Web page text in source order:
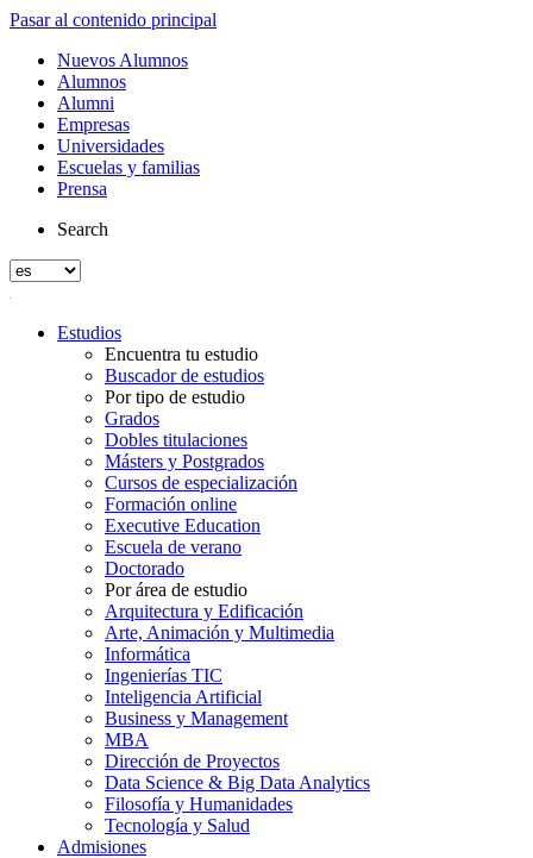
Pasar al contenido principal
Nuevos Alumnos
Alumnos
Alumni
Empresas
Universidades
Escuelas y familias
Prensa
Search
Estudios
Encuentra tu estudio
Buscador de estudios
Por tipo de estudio
Grados
Dobles titulaciones
Másters y Postgrados
Cursos de especialización
Formación online
Executive Education
Escuela de verano
Doctorado
Por área de estudio
Arquitectura y Edificación
Arte, Animación y Multimedia
Informática
Ingenierías TIC
Inteligencia Artificial
Business y Management
MBA
Dirección de Proyectos
Data Science & Big Data Analytics
Filosofía y Humanidades
Tecnología y Salud
Admisiones